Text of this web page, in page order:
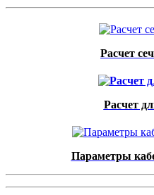
Расчет
Расчет
Параметры